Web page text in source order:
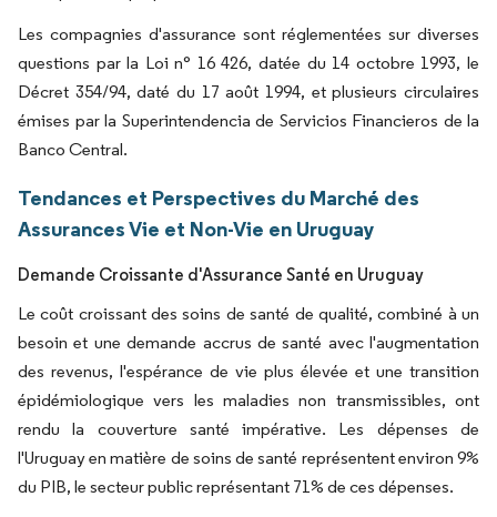
Les compagnies d'assurance sont réglementées sur diverses
questions par la Loi n° 16 426, datée du 14 octobre 1993, le
Décret 354/94, daté du 17 août 1994, et plusieurs circulaires
émises par la Superintendencia de Servicios Financieros de la
Banco Central.
Tendances et Perspectives du Marché des
Assurances Vie et Non-Vie en Uruguay
Demande Croissante d'Assurance Santé en Uruguay
Le coût croissant des soins de santé de qualité, combiné à un
besoin et une demande accrus de santé avec l'augmentation
des revenus, l'espérance de vie plus élevée et une transition
épidémiologique vers les maladies non transmissibles, ont
rendu la couverture santé impérative. Les dépenses de
l'Uruguay en matière de soins de santé représentent environ 9%
du PIB, le secteur public représentant 71% de ces dépenses.